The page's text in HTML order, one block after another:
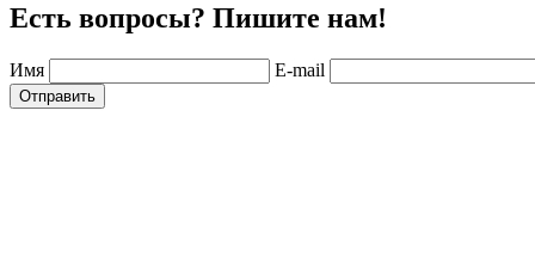
Есть вопросы? Пишите нам!
Имя E-mail